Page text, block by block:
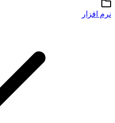
نرم افزار